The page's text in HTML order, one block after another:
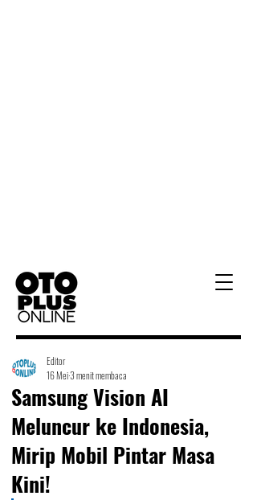
Samsung Vision AI
Meluncur ke Indonesia,
Mirip Mobil Pintar Masa
Kini!
Editor
16 Mei3 menit membaca